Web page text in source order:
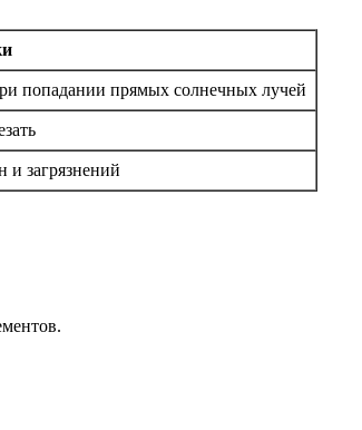
попадании прямых солнечных лучей
и загрязнений